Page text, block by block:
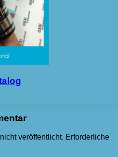
veröffentlicht. Erforderliche